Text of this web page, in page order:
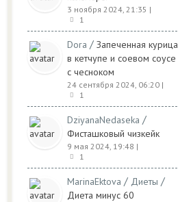
3 ноября 2024, 21:35 |
1
Dora / Запеченная курица
в кетчупе и соевом соусе
с чесноком
24 сентября 2024, 06:20 |
1
DziyanaNedaseka /
Фисташковый чизкейк
9 мая 2024, 19:48 |
1
MarinaEktova / Диеты /
Диета минус 60